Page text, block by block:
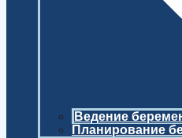
Ведение
Планирование